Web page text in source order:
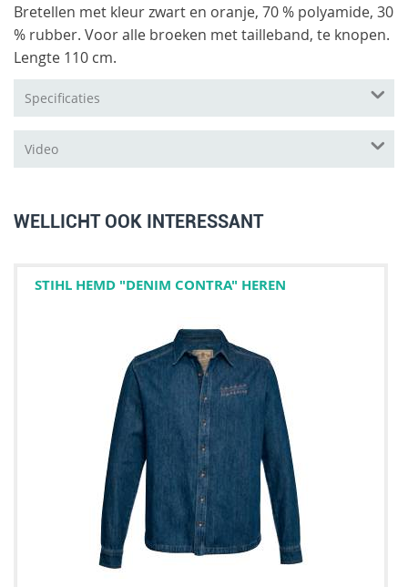
Bretellen met kleur zwart en oranje, 70 % polyamide, 30
% rubber. Voor alle broeken met tailleband, te knopen.
Lengte 110 cm.
Specificaties
Video
WELLICHT OOK INTERESSANT
STIHL HEMD "DENIM CONTRA" HEREN